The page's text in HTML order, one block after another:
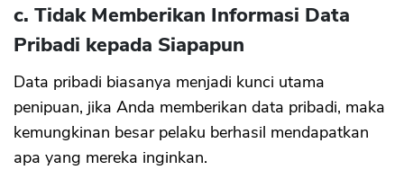
c. Tidak Memberikan Informasi Data
Pribadi kepada Siapapun
Data pribadi biasanya menjadi kunci utama
penipuan, jika Anda memberikan data pribadi, maka
kemungkinan besar pelaku berhasil mendapatkan
apa yang mereka inginkan.